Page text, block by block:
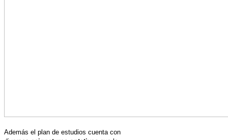
Además el plan de estudios cuenta con